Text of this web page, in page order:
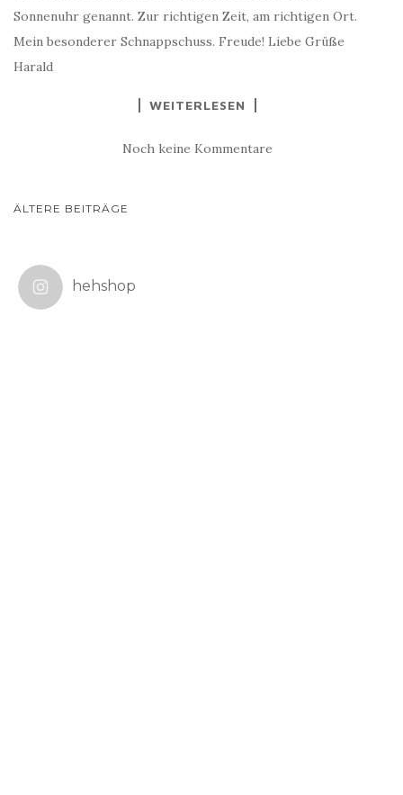
Sonnenuhr genannt. Zur richtigen Zeit, am richtigen Ort.
Mein besonderer Schnappschuss. Freude! Liebe Grüße
Harald
WEITERLESEN
Noch keine Kommentare
BEITRAGSNAVIGATION
ÄLTERE BEITRÄGE
hehshop